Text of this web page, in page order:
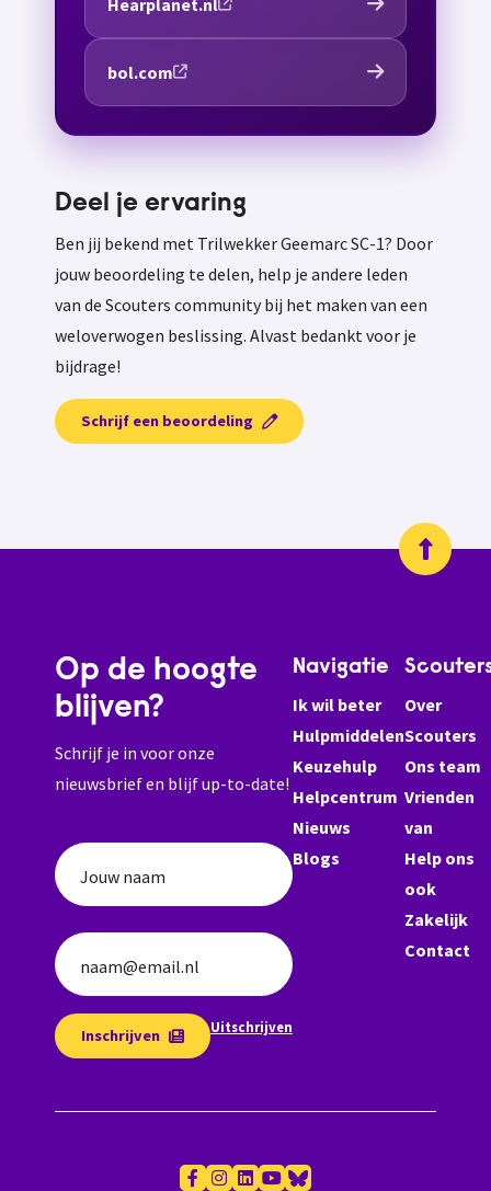
Hearplanet.nl
bol.com
Deel je ervaring
Ben jij bekend met Trilwekker Geemarc SC-1? Door
jouw beoordeling te delen, help je andere leden
van de Scouters community bij het maken van een
weloverwogen beslissing. Alvast bedankt voor je
bijdrage!
Schrijf een beoordeling
Op de hoogte
blijven?
Schrijf je in voor onze
nieuwsbrief en blijf up-to-date!
Jouw naam
naam@email.nl
Inschrijven Uitschrijven
Navigatie
Ik wil beter
Hulpmiddelen
Keuzehulp
Helpcentrum
Nieuws
Blogs
Over
Scouters
Ons team
Vrienden
van
Help ons
ook
Zakelijk
Contact